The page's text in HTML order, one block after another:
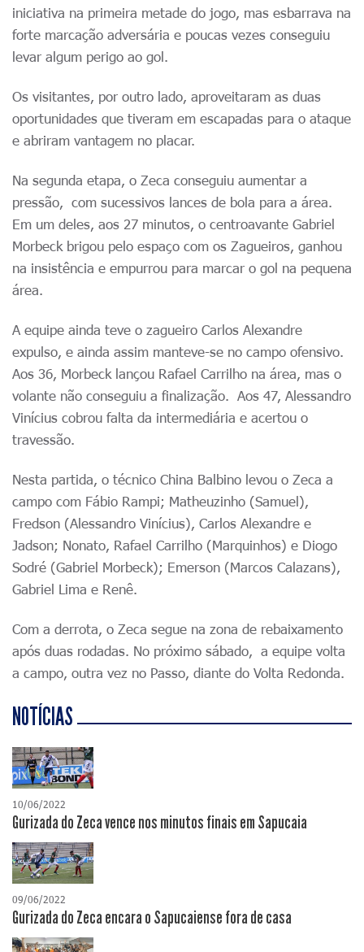
iniciativa na primeira metade do jogo, mas esbarrava na
forte marcação adversária e poucas vezes conseguiu
levar algum perigo ao gol.
Os visitantes, por outro lado, aproveitaram as duas
oportunidades que tiveram em escapadas para o ataque
e abriram vantagem no placar.
Na segunda etapa, o Zeca conseguiu aumentar a
pressão, com sucessivos lances de bola para a área.
Em um deles, aos 27 minutos, o centroavante Gabriel
Morbeck brigou pelo espaço com os Zagueiros, ganhou
na insistência e empurrou para marcar o gol na pequena
área.
A equipe ainda teve o zagueiro Carlos Alexandre
expulso, e ainda assim manteve-se no campo ofensivo.
Aos 36, Morbeck lançou Rafael Carrilho na área, mas o
volante não conseguiu a finalização. Aos 47, Alessandro
Vinícius cobrou falta da intermediária e acertou o
travessão.
Nesta partida, o técnico China Balbino levou o Zeca a
campo com Fábio Rampi; Matheuzinho (Samuel),
Fredson (Alessandro Vinícius), Carlos Alexandre e
Jadson; Nonato, Rafael Carrilho (Marquinhos) e Diogo
Sodré (Gabriel Morbeck); Emerson (Marcos Calazans),
Gabriel Lima e Renê.
Com a derrota, o Zeca segue na zona de rebaixamento
após duas rodadas. No próximo sábado, a equipe volta
a campo, outra vez no Passo, diante do Volta Redonda.
NOTÍCIAS
10/06/2022
Gurizada do Zeca vence nos minutos finais em Sapucaia
09/06/2022
Gurizada do Zeca encara o Sapucaiense fora de casa